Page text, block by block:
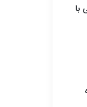
با